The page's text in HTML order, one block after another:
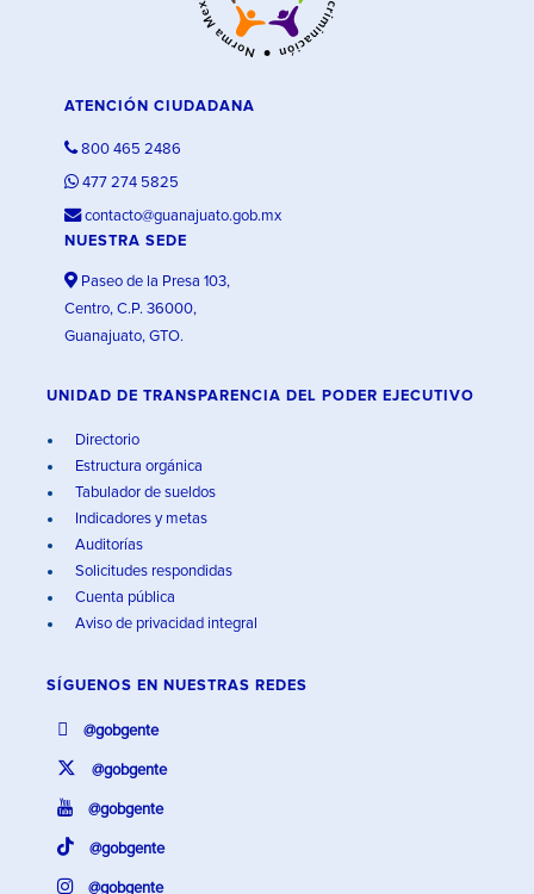
ATENCIÓN CIUDADANA
800 465 2486
477 274 5825
contacto@guanajuato.gob.mx
NUESTRA SEDE
Paseo de la Presa 103,
Centro, C.P. 36000,
Guanajuato, GTO.
UNIDAD DE TRANSPARENCIA DEL PODER EJECUTIVO
Directorio
Estructura orgánica
Tabulador de sueldos
Indicadores y metas
Auditorías
Solicitudes respondidas
Cuenta pública
Aviso de privacidad integral
SÍGUENOS EN NUESTRAS REDES
@gobgente
@gobgente
@gobgente
@gobgente
@gobgente